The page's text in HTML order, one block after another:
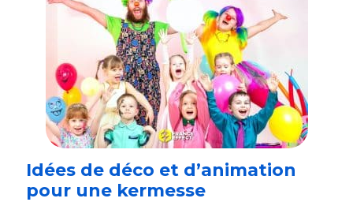
Idées de déco et d’animation
pour une kermesse